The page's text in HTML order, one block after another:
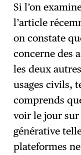
Si l’on
l’article
on constate
concerne des
les deux
usages civils,
comprends
voir le jour sur
générative
plateformes